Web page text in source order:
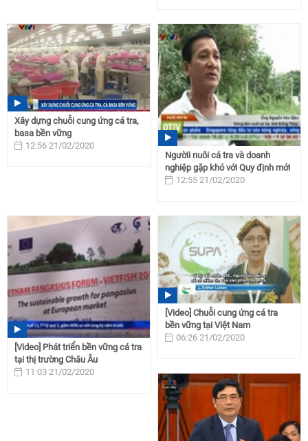
Xây dựng chuỗi cung ứng cá tra,
basa bền vững
12:56 21/02/2020
Ngườii nuôi cá tra và doanh
nghiệp gặp khó với Quy định mới
12:55 21/02/2020
[Video] Phát triển bền vững cá tra
tại thị trường Châu Âu
11:03 21/02/2020
[Video] Chuỗi cung ứng cá tra
bền vững tại Việt Nam
06:26 21/02/2020